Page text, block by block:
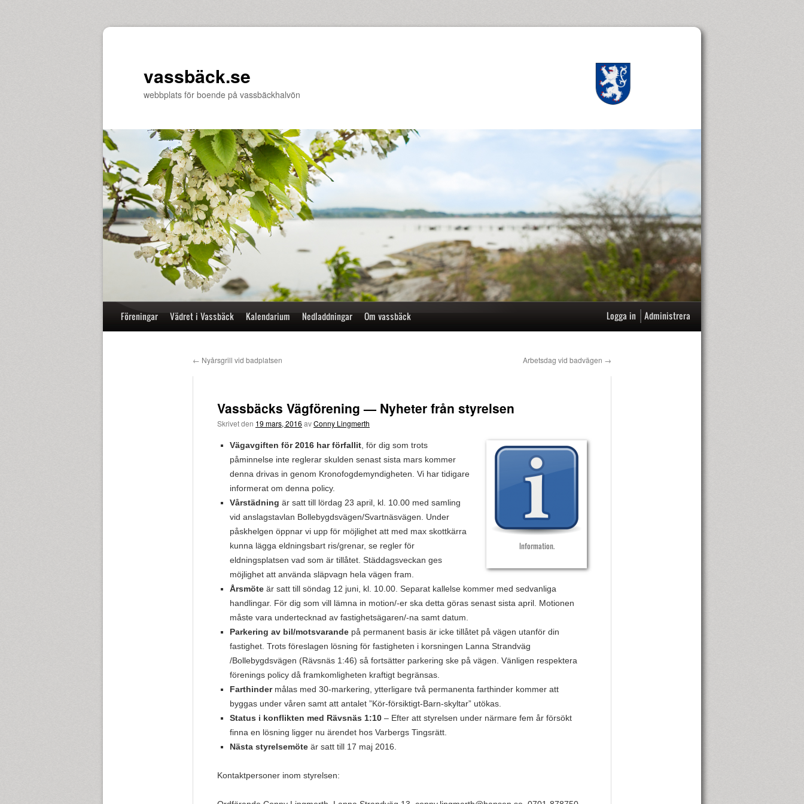
vassbäck.se
webbplats för boende på vassbäckhalvön
Hoppa
Föreningar Vädret i Vassbäck Kalendarium Nedladdningar Om vassbäck Administrera
|
Logga in
← Nyårsgrill vid badplatsen Arbetsdag vid badvägen →
Vassbäcks Vägförening — Nyheter från styrelsen
Skrivet den 19 mars, 2016 avConny Lingmerth
Information.
Vägavgiften för 2016 har förfallit , för dig som trots
påminnelse inte reglerar skulden senast sista mars kommer
denna drivas in genom Kronofogdemyndigheten. Vi har tidigare
informerat om denna policy.
Vårstädning är satt till lördag 23 april, kl. 10.00 med samling
vid anslagstavlan Bollebygdsvägen/Svartnäsvägen. Under
påskhelgen öppnar vi upp för möjlighet att med max skottkärra
kunna lägga eldningsbart ris/grenar, se regler för
eldningsplatsen vad som är tillåtet. Städdagsveckan ges
möjlighet att använda släpvagn hela vägen fram.
Årsmöte är satt till söndag 12 juni, kl. 10.00. Separat kallelse kommer med sedvanliga
handlingar. För dig som vill lämna in motion/-er ska detta göras senast sista april. Motionen
måste vara undertecknad av fastighetsägaren/-na samt datum.
Parkering av bil/motsvarande på permanent basis är icke tillåtet på vägen utanför din
fastighet. Trots föreslagen lösning för fastigheten i korsningen Lanna Strandväg
/Bollebygdsvägen (Rävsnäs 1:46) så fortsätter parkering ske på vägen. Vänligen respektera
förenings policy då framkomligheten kraftigt begränsas.
Farthindermålas med 30-markering, ytterligare två permanenta farthinder kommer att
byggas under våren samt att antalet ”Kör-försiktigt-Barn-skyltar” utökas.
Status i konflikten med Rävsnäs 1:10 – Efter att styrelsen under närmare fem år försökt
finna en lösning ligger nu ärendet hos Varbergs Tingsrätt.
Nästa styrelsemöte är satt till 17 maj 2016.
Kontaktpersoner inom styrelsen: